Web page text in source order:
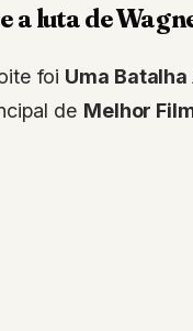
a luta de
foi Uma
de Melhor